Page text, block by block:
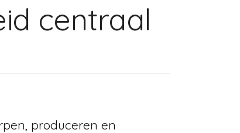
centraal
produceren en